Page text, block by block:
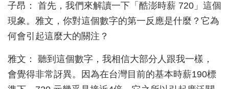
子昂： 首先，我們來解讀一下「酷澎時薪 720」這個
現象。雅文，你對這個數字的第一反應是什麼？它為
何會引起這麼大的關注？
雅文： 聽到這個數字，我相信大部分人跟我一樣，
會覺得非常訝異。因為在台灣目前的基本時薪190標